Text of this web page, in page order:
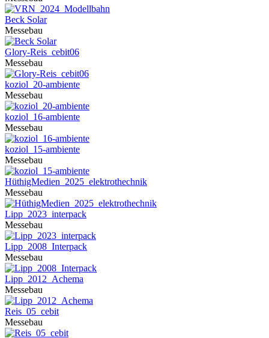
Beck Solar
Messebau
Glory-Reis_cebit06
Messebau
koziol_20-ambiente
Messebau
koziol_16-ambiente
Messebau
koziol_15-ambiente
Messebau
HüthigMedien_2025_elektrothechnik
Messebau
Lipp_2023_interpack
Messebau
Lipp_2008_Interpack
Messebau
Lipp_2012_Achema
Messebau
Reis_05_cebit
Messebau